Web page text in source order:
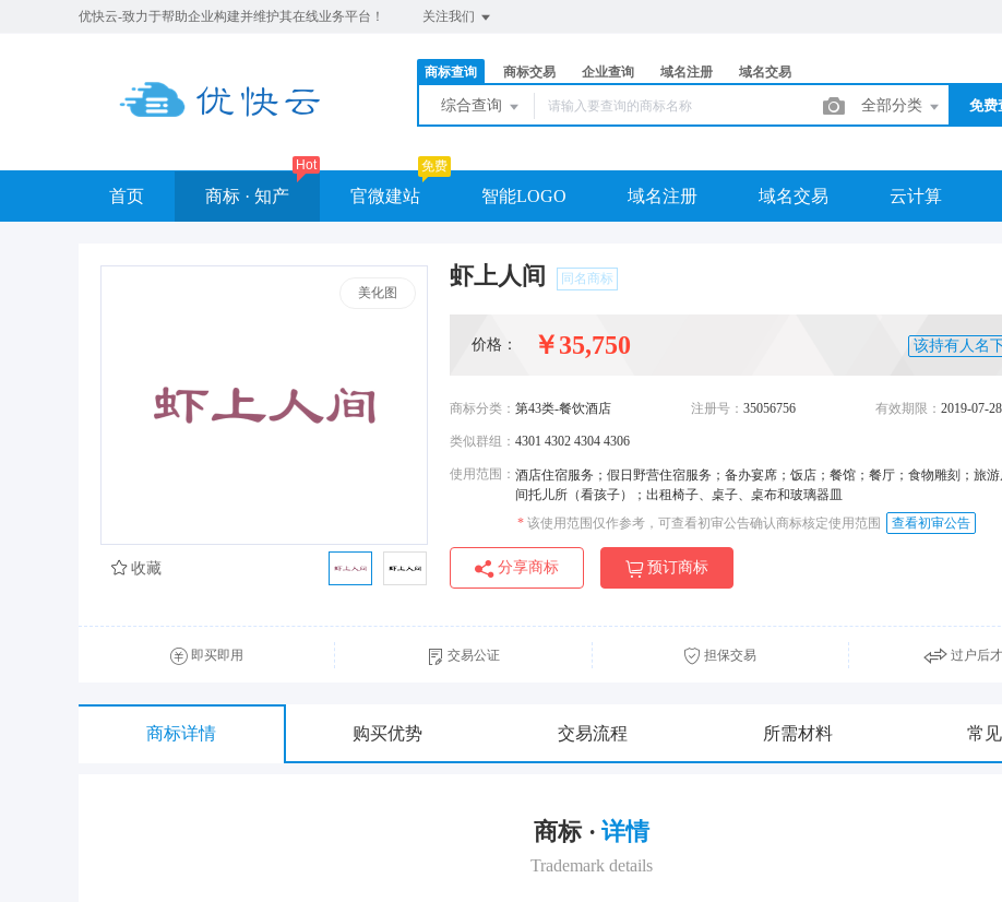
优快云-致力于帮助企业构建并维护其在线业务平台！ 关注我们
商标查询 商标交易 企业查询 域名注册 域名交易
综合查询 全部分类 免费
首页 商标 · 知产
Hot
官微建站
免费
智能LOGO 域名注册 域名交易 云计算
美化图
虾上人间 同名商标
价格： ￥35,750 该持有人名
商标分类： 第43类-餐饮酒店 注册号： 35056756 有效期限： 2019-07-
类似群组： 4301 4302 4304 4306
使用范围： 酒店住宿服务；假日野营住宿服务；备办宴席；饭店；餐馆；餐厅；食物雕刻；旅游
间托儿所（看孩子）；出租椅子、桌子、桌布和玻璃器皿
* 该使用范围仅作参考，可查看初审公告确认商标核定使用范围 查看初审公告
分享商标 预订商标
收藏
即买即用 交易公证 担保交易 过户后
商标详情 购买优势 交易流程 所需材料 常
商标 · 详情
Trademark details